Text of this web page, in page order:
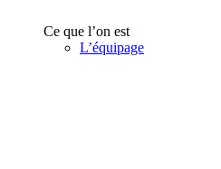
Ce que l’on est
L’équipage